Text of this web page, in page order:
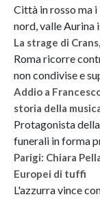
Città in rosso ma
nord, valle Aurina
La strage di
Roma ricorre
non condivise e
Addio a
storia della
Protagonista
funerali in forma
Parigi: Chiara
Europei di tuffi
L'azzurra vince